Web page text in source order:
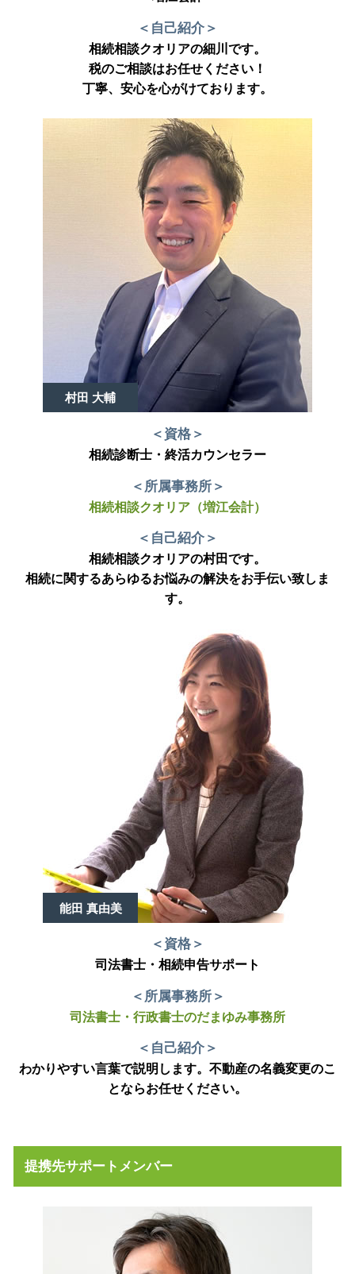
＜自己紹介＞
相続相談クオリアの細川です。
税のご相談はお任せください！
丁寧、安心を心がけております。
村田 大輔
＜資格＞
相続診断士・終活カウンセラー
＜所属事務所＞
相続相談クオリア（増江会計）
＜自己紹介＞
相続相談クオリアの村田です。
相続に関するあらゆるお悩みの解決をお手伝い致しま
す。
能田 真由美
＜資格＞
司法書士・相続申告サポート
＜所属事務所＞
司法書士・行政書士のだまゆみ事務所
＜自己紹介＞
わかりやすい言葉で説明します。不動産の名義変更のこ
とならお任せください。
提携先サポートメンバー